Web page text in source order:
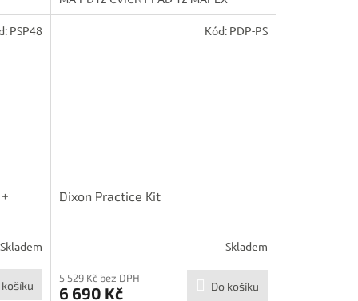
Skladem
PSP48
Dixon Practice Kit
Skladem
5 529 Kč bez DPH
6 690 Kč Do košíku
Kód: PDP-PS